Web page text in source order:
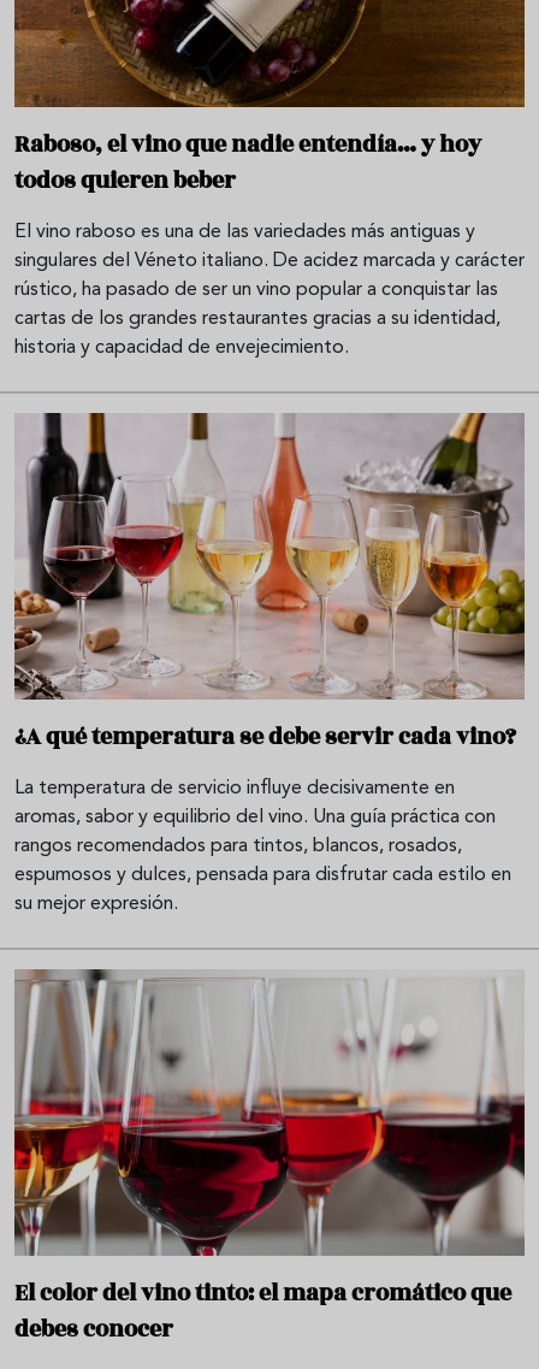
Raboso, el vino que nadie entendía… y hoy
todos quieren beber
El vino raboso es una de las variedades más antiguas y
singulares del Véneto italiano. De acidez marcada y carácter
rústico, ha pasado de ser un vino popular a conquistar las
cartas de los grandes restaurantes gracias a su identidad,
historia y capacidad de envejecimiento.
¿A qué temperatura se debe servir cada vino?
La temperatura de servicio influye decisivamente en
aromas, sabor y equilibrio del vino. Una guía práctica con
rangos recomendados para tintos, blancos, rosados,
espumosos y dulces, pensada para disfrutar cada estilo en
su mejor expresión.
El color del vino tinto: el mapa cromático que
debes conocer